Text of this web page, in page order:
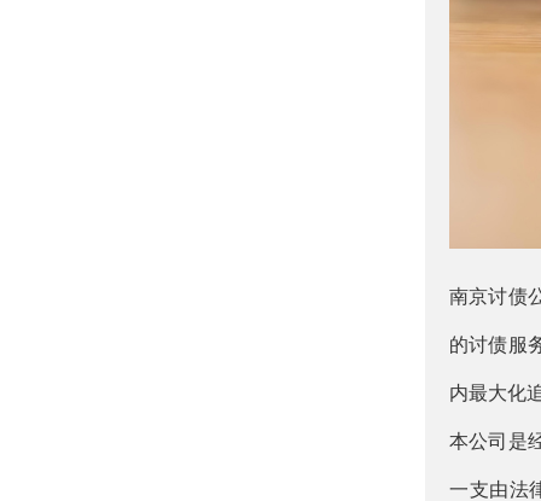
南京讨债
的讨债服
内最大化
本公司是
一支由法